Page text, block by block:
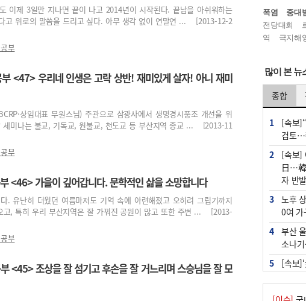
이제 3일만 지나면 끝이 나고 2014년이 시작된다. 끝남을 아쉬워하는
고 위로의 말씀을 드리고 싶다. 아무 생각 없이 연말연 ... [2013-12-2
부
<47> 우리네 인생은 고락 상반! 재미있게 살자! 아니 재미
상임대표 무원스님) 주관으로 삼광사에서 생명경시풍조 개선을 위
세미나는 불교, 기독교, 원불교, 천도교 등 부산지역 종교 ... [2013-11
부
<46> 가을이 깊어갑니다. 문학적인 삶을 소망합니다
. 유난히 더웠던 여름마저도 기억 속에 아련해졌고 오히려 그립기까지
고, 특히 우리 부산지역은 잘 가꿔진 공원이 많고 또한 주변 ... [2013-
부
<45> 조상을 잘 섬기고 후손을 잘 거느리며 스승님을 잘 모
폭염 중대
전당대회
역
극지해
많이 본 뉴
종합
1
[속보
검토…
2
[속보]
日…韓
자 반발
3
노후
0여 가
4
부산
소나
5
[속보
6
‘탄약